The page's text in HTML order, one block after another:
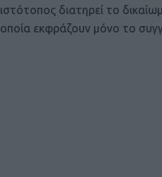
ιστότοπος διατηρεί το
οποία εκφράζουν μόνο το